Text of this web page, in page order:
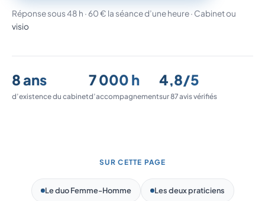
Réponse sous 48 h · 60 € la séance d’une heure · Cabinet ou
visio
8 ans
d’existence du cabinet
7 000 h
d’accompagnement
4,8/5
sur 87 avis vérifiés
SUR CETTE PAGE
Le duo Femme-Homme Les deux praticiens